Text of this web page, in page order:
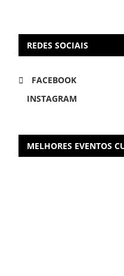
REDES SOCIAIS
FACEBOOK
INSTAGRAM
MELHORES EVENTOS